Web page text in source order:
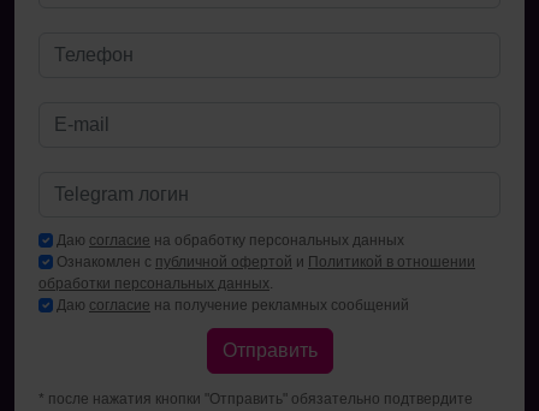
Даю согласие на обработку персональных данных
Ознакомлен с публичной офертой и Политикой в отношении
обработки персональных данных.
Даю согласие на получение рекламных сообщений
Отправить
* после нажатия кнопки "Отправить" обязательно подтвердите